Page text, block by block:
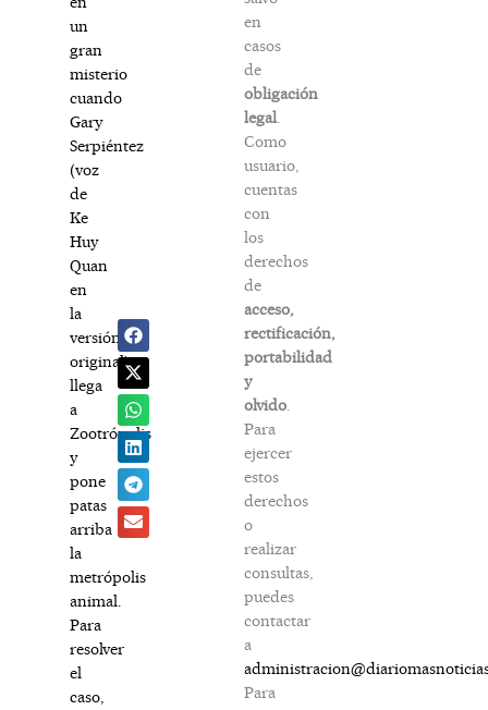
un
gran
misterio
cuando
Gary
Serpiéntez
(voz
de
Ke
Huy
Quan
en
la
versión
original)
llega
a
Zootrópolis
y
pone
patas
arriba
la
metrópolis
animal.
Para
resolver
el
caso,
en
casos
de
obligación
legal.
Como
usuario,
cuentas
con
los
derechos
de
acceso,
rectificación,
portabilidad
y
olvido.
Para
ejercer
estos
derechos
o
realizar
consultas,
puedes
contactar
a
Para